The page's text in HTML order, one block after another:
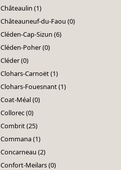
Châteaulin (1)
Châteauneuf-du-Faou (0)
Cléden-Cap-Sizun (6)
Cléden-Poher (0)
Cléder (0)
Clohars-Carnoët (1)
Clohars-Fouesnant (1)
Coat-Méal (0)
Collorec (0)
Combrit (25)
Commana (1)
Concarneau (2)
Confort-Meilars (0)